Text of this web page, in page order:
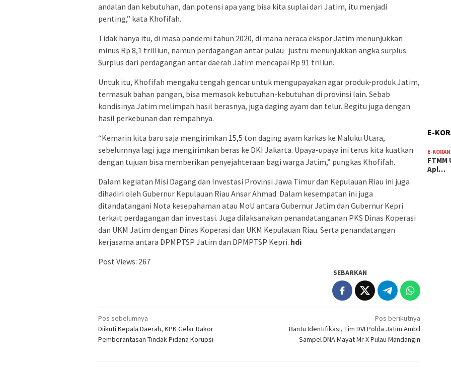
andalan dan kebutuhan, dan potensi apa yang bisa kita suplai dari Jatim, itu menjadi
penting,” kata Khofifah.
Tidak hanya itu, di masa pandemi tahun 2020, di mana neraca ekspor Jatim menunjukkan
minus Rp 8,1 trilliun, namun perdagangan antar pulau justru menunjukkan angka surplus.
Surplus dari perdagangan antar daerah Jatim mencapai Rp 91 triliun.
Untuk itu, Khofifah mengaku tengah gencar untuk mengupayakan agar produk-produk Jatim,
termasuk bahan pangan, bisa memasok kebutuhan-kebutuhan di provinsi lain. Sebab
kondisinya Jatim melimpah hasil berasnya, juga daging ayam dan telur. Begitu juga dengan
hasil perkebunan dan rempahnya.
“Kemarin kita baru saja mengirimkan 15,5 ton daging ayam karkas ke Maluku Utara,
sebelumnya lagi juga mengirimkan beras ke DKI Jakarta. Upaya-upaya ini terus kita kuatkan
dengan tujuan bisa memberikan penyejahteraan bagi warga Jatim,” pungkas Khofifah.
Dalam kegiatan Misi Dagang dan Investasi Provinsi Jawa Timur dan Kepulauan Riau ini juga
dihadiri oleh Gubernur Kepulauan Riau Ansar Ahmad. Dalam kesempatan ini juga
ditandatangani Nota kesepahaman atau MoU antara Gubernur Jatim dan Gubernur Kepri
terkait perdagangan dan investasi. Juga dilaksanakan penandatanganan PKS Dinas Koperasi
dan UKM Jatim dengan Dinas Koperasi dan UKM Kepulauan Riau. Serta penandatangan
kerjasama antara DPMPTSP Jatim dan DPMPTSP Kepri. hdi
Post Views: 267
SEBARKAN
Navigasi
pos
Pos sebelumnya
Diikuti Kepala Daerah, KPK Gelar Rakor
Pemberantasan Tindak Pidana Korupsi
Pos berikutnya
Bantu Identifikasi, Tim DVI Polda Jatim Ambil
Sampel DNA Mayat Mr X Pulau Mandangin
E-
E-KORAN
FTMM
Apl…